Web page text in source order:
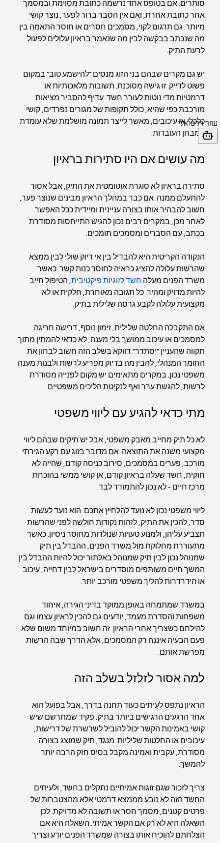
סותרים. אם בטופס אחד נרשמה כתובת מסוימת ובמסמך
אחר כתובת אחרת, ואם אין הסבר ברור לפער, נוצר קושי
מיותר. גם תרגום לקוי, מסמכים חסרים או חוסר התאמה בין
מה שנכתב בבקשה לבין מה שנאמר בראיון עלולים לפעול
לרעת התיק.
יש גם מקרים שבהם בני הזוג מנסים "להישמע טוב" במקום
פשוט לדייק. זו גישה מסוכנת. תשובות מלאכותיות או
דרמטיות מדי נוטות לעורר חשד. עדיף להסביר מציאות
מורכבת כפי שהיא, כולל תקופות של מגורים נפרדים, קושי
כלכלי או עיכובים, מאשר לייצר תמונה מושלמת שלא עומדת
במבחן העובדות.
מה עושים אם היו סתירות בראיון
סתירה בראיון לא סוגרת אוטומטית את התיק, אבל אסור
להתעלם ממנה. אם כבר במהלך הראיון מבינים שנוצר פער,
חשוב להבהיר אותו בצורה עניינית ומיידית ככל האפשר.
לאחר מכן, במקרים רבים נכון להגיש התייחסות מסודרת
בכתב, עם הסברים ומסמכים תומכים.
הנקודה הקריטית היא להבדיל בין אי דיוק שולי לבין ממצא
שהרשות עלולה להציג כראיה לחוסר כנות קשר. כאשר
משרד הפנים מעלה חשד לזוגיות פיקטיבית , הטיפול חייב
להיות מדויק ומהיר. כל תגובה מאוחרת, חלקית או לא
מקצועית עלולה לקבע גרסה שלילית בתיק.
אם התקבלה החלטה שלילית, זימון נוסף, דרישה חריגה
למסמכים או עיכוב ממושך בלי מענה, לא כדאי להמתין מתוך
תקווה שהעניין "יסתדר". דווקא בשלב הזה חשוב לבחון את
החומר המנהלי, להבין מה בדיוק מפריע לרשות ולבנות מענה
משפטי נכון. במקרים מתאימים יש מקום לפנייה מסודרת
לרשות, להגשת ערר ואף לנקיטת הליכים משפטיים.
מתי כדאי להגיע עם ליווי משפטי
לא כל תיק מחייב מאבק משפטי, אבל יש תיקים שבהם ליווי
מקצועי משנה את התוצאה. אם מדובר בזוג עם רקע הגירתי
מורכב, פערים במסמכים, סירוב כניסה קודם, שהייה לא
חוקית, חשד שעלה בראיון קודם, או קושי ממשי בהוכחת
מרכז חיים - לא נכון להתמודד לבד.
ליווי משפטי נכון לא נועד להלחיץ אתכם. הוא נועד לעשות
סדר, להכין את התיק, לזהות נקודות חולשה לפני שהרשות
תצביע עליהן, ולמנוע טעויות שנולדות מחוסר ניסיון. כאשר
מתעוררת מחלוקת מול משרד הפנים, ההבדל בין תיק
שמנוהל נכון לבין תיק שמנוהל באלתור יכול להיות ההבדל בין
המשך חיים משותפים מוסדרים בישראל לבין דחייה, עיכוב
או הידרדרות להליך משפטי מורכב יותר.
במשרד שמתמחה באופן ממוקד בדיני הגירה, איחוד
משפחות והסדרת מעמד, יודעים גם להכין לראיון עצמו וגם
להילחם כשצריך אחרי הראיון. זה חשוב במיוחד משום שלא
פעם הבעיה איננה רק המסמכים, אלא הדרך שבה הרשות
מפרשת אותם.
למה אסור לזלזל בשלב הזה
הראיון נתפס לעיתים כעוד תחנה בדרך, אבל בפועל הוא
אחד הרגעים הרגישים ביותר בתיק. פקיד שמתרשם שיש
קושי באמינות הקשר יכול להוביל לשרשרת של דרישות,
עיכובים או החלטות שליליות. מנגד, תיק שמוצג בצורה
מסודרת, עקבית ואמינה מקבל בסיס חזק הרבה יותר
להמשך.
צריך לזכור שגם זוגות אמיתיים נתקלים בחשד, ולעיתים
החשד הזה לא נובע מממצא דרמטי אלא מהצטברות של
פרטים קטנים, מסמך חסר או תשובה לא מדויקת. לכן
השאלה היא לא רק אם הקשר אמיתי. השאלה היא אם
הצלחתם להוכיח אותו בצורה שמשרד הפנים יודע וצריך